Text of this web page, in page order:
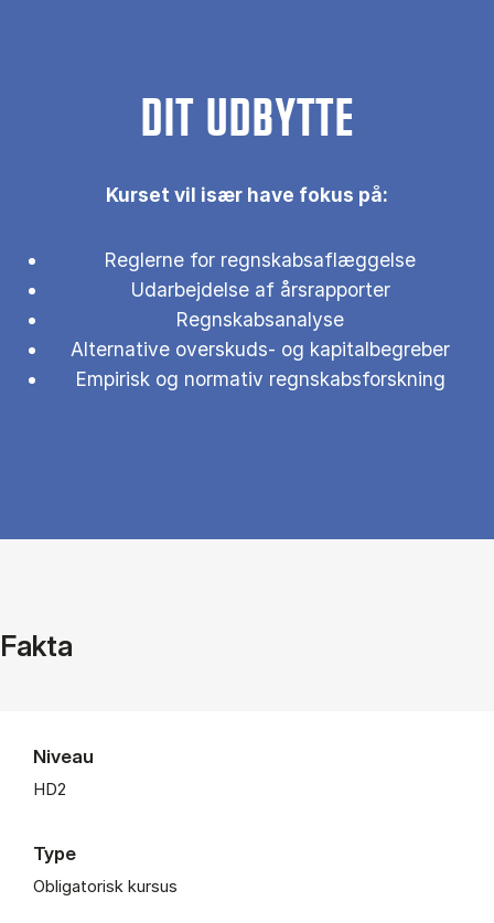
DIT UDBYTTE
Kurset vil især have fokus på:
Reglerne for regnskabsaflæggelse
Udarbejdelse af årsrapporter
Regnskabsanalyse
Alternative overskuds- og kapitalbegreber
Empirisk og normativ regnskabsforskning
Fakta
Niveau
HD2
Type
Obligatorisk kursus